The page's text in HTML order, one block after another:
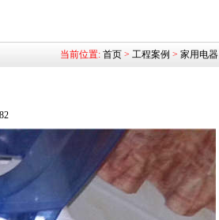
当前位置: 首页 > 工程案例 > 家用电器
82